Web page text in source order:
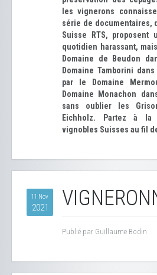
les vignerons
série de documentaires,
Suisse RTS, proposent
quotidien harassant,
Domaine de Beudon
Domaine Tamborini
par le Domaine
Domaine Monachon
sans oublier les
Eichholz. Partez à
vignobles Suisses au fil
11 Nov
2021
Publié par Guillaume Bodin.